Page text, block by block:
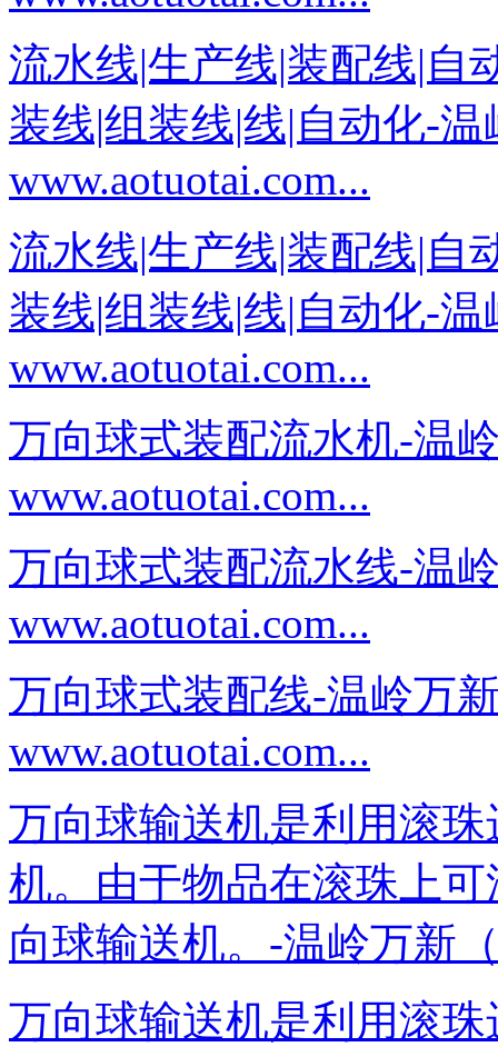
流水线|生产线|装配线|自
装线|组装线|线|自动化-
www.aotuotai.com...
流水线|生产线|装配线|自
装线|组装线|线|自动化-
www.aotuotai.com...
万向球式装配流水机-温
www.aotuotai.com...
万向球式装配流水线-温
www.aotuotai.com...
万向球式装配线-温岭万
www.aotuotai.com...
万向球输送机是利用滚
机。由于物品在滚珠上
向球输送机。-温岭万新
万向球输送机是利用滚